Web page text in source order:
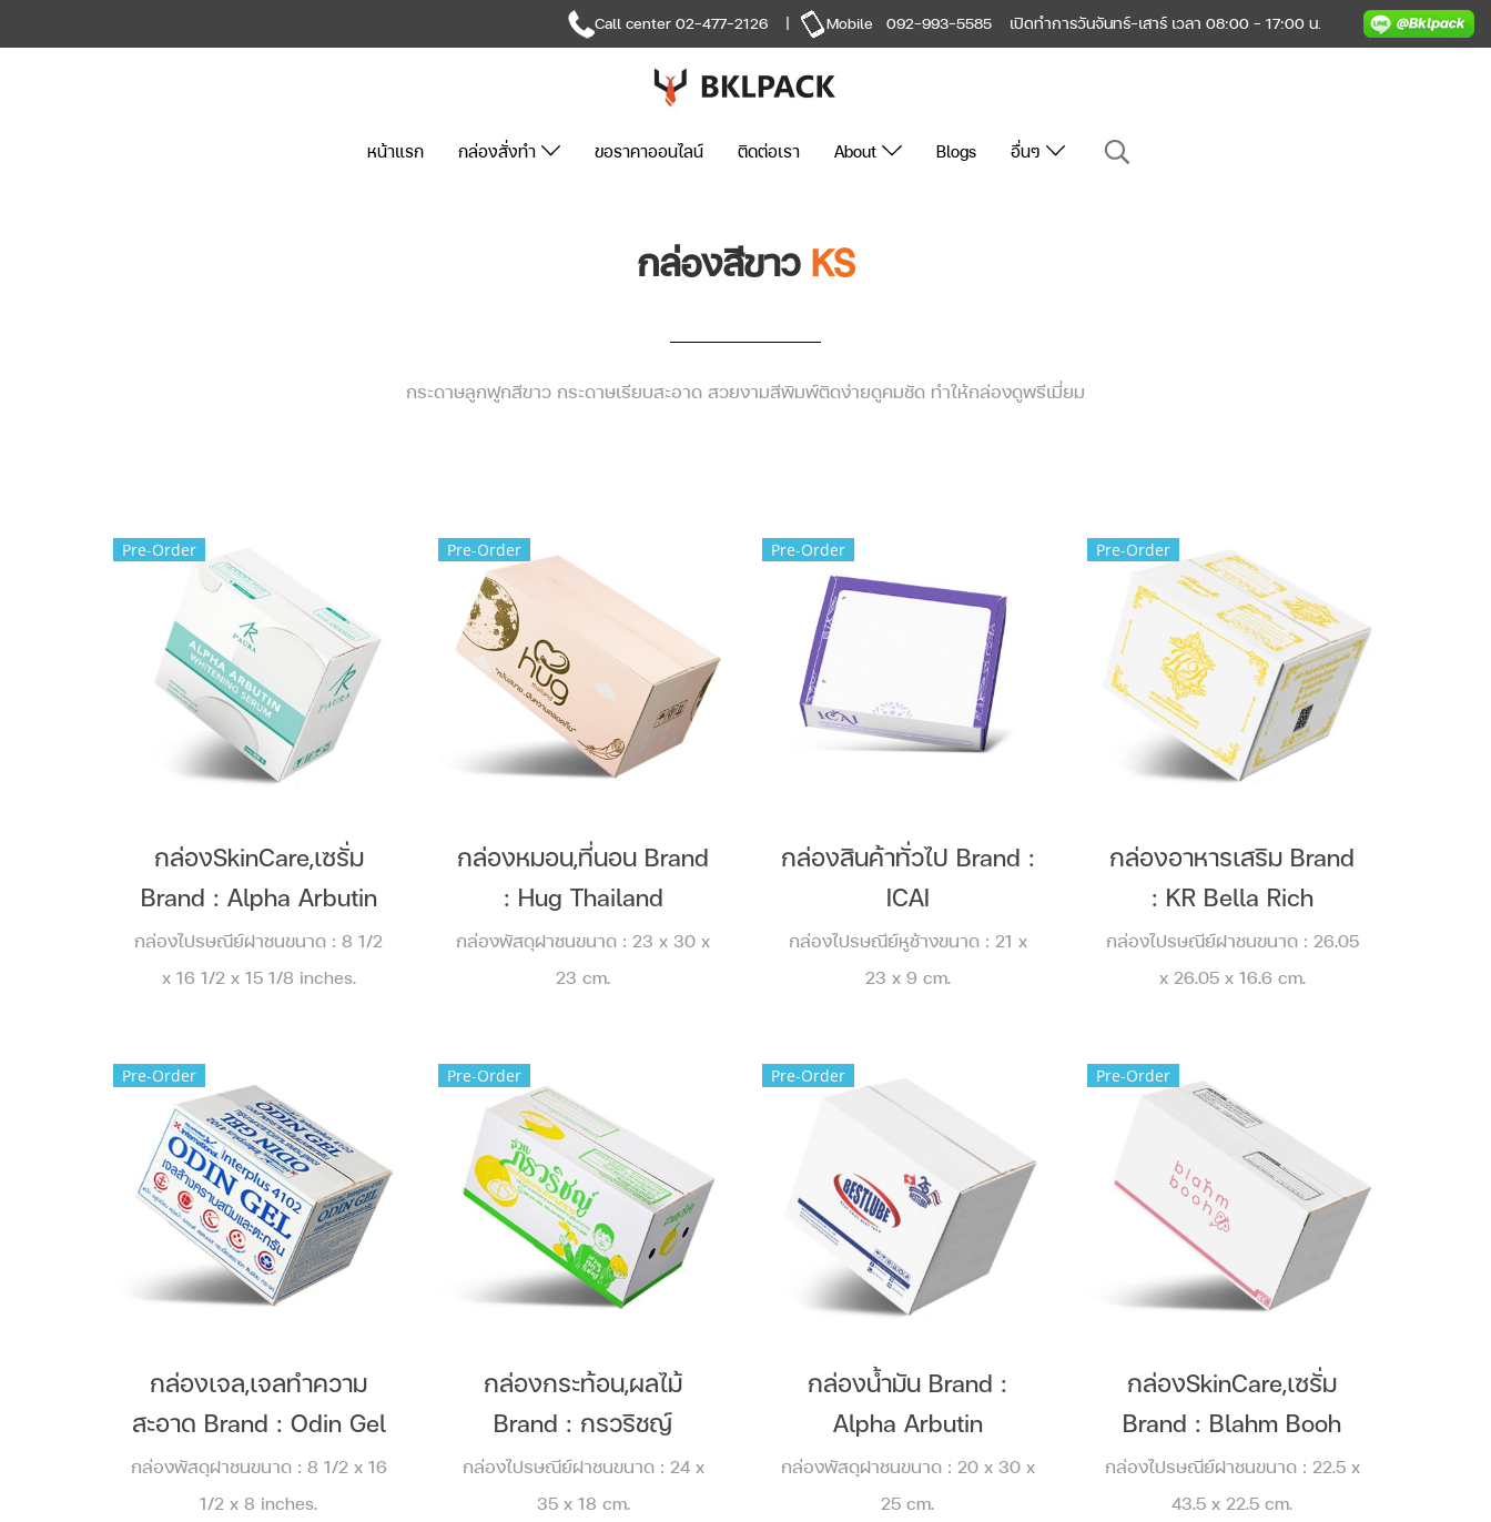
Call center 02-477-2126 | Mobile 092-993-5585 เปิดทำการวันจันทร์-เสาร์ เวลา 08:00 - 17:00 น.
หน้าแรก กล่องสั่งทำ ขอราคาออนไลน์ ติดต่อเรา About Blogs อื่นๆ
กล่องสีขาว KS
กระดาษลูกฟูกสีขาว กระดาษเรียบสะอาด สวยงามสีพิมพ์ติดง่ายดูคมชัด ทำให้กล่องดูพรีเมี่ยม
Pre-Order
กล่องSkinCare,เซรั่ม
Brand : Alpha Arbutin
กล่องไปรษณีย์ฝาชนขนาด : 8 1/2
x 16 1/2 x 15 1/8 inches.
Pre-Order
กล่องหมอน,ที่นอน Brand
: Hug Thailand
กล่องพัสดุฝาชนขนาด : 23 x 30 x
23 cm.
Pre-Order
กล่องสินค้าทั่วไป Brand :
ICAI
กล่องไปรษณีย์หูช้างขนาด : 21 x
23 x 9 cm.
Pre-Order
กล่องอาหารเสริม Brand
: KR Bella Rich
กล่องไปรษณีย์ฝาชนขนาด : 26.05
x 26.05 x 16.6 cm.
Pre-Order
กล่องเจล,เจลทำความ
สะอาด Brand : Odin Gel
กล่องพัสดุฝาชนขนาด : 8 1/2 x 16
1/2 x 8 inches.
Pre-Order
กล่องกระท้อน,ผลไม้
Brand : กรวริชญ์
กล่องไปรษณีย์ฝาชนขนาด : 24 x
35 x 18 cm.
Pre-Order
กล่องน้ำมัน Brand :
Alpha Arbutin
กล่องพัสดุฝาชนขนาด : 20 x 30 x
25 cm.
Pre-Order
กล่องSkinCare,เซรั่ม
Brand : Blahm Booh
กล่องไปรษณีย์ฝาชนขนาด : 22.5 x
43.5 x 22.5 cm.